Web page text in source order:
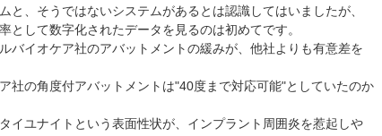
と、そうではないシステムがあるとは認識してはいましたが、
として数字化されたデータを見るのは初めてです。
バイオケア社のアバットメントの緩みが、他社よりも有意差を
社の角度付アバットメントは"40度まで対応可能"としていたのか
イユナイトという表面性状が、インプラント周囲炎を惹起しや